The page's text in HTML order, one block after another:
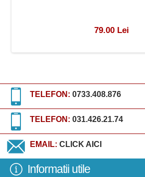
79.00 Lei
TELEFON: 0733.408.876
TELEFON: 031.426.21.74
EMAIL: CLICK AICI
Informatii utile